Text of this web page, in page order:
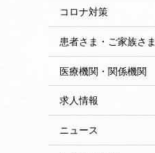
コロナ対策
患者さま・ご家族さま
医療機関・関係機関
求人情報
ニュース